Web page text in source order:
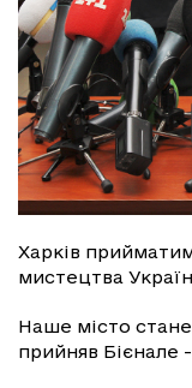
Харків
мистецтва
Наше місто
прийняв Бієнале